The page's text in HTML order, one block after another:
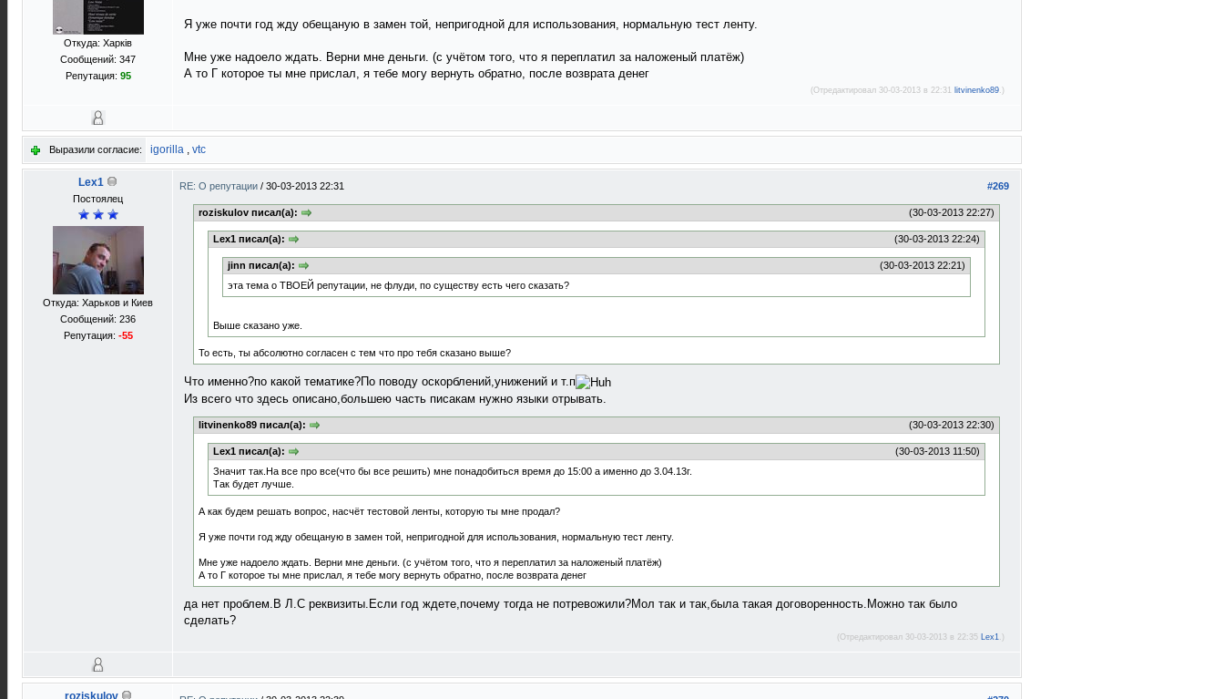
Откуда: Харків
Сообщений: 347
Репутация: 95
Я уже почти год жду обещаную в замен той, непригодной для использования, нормальную тест ленту.
Мне уже надоело ждать. Верни мне деньги. (с учётом того, что я переплатил за наложеный платёж)
А то Г которое ты мне прислал, я тебе могу вернуть обратно, после возврата денег
(Отредактировал 30-03-2013 в 22:31 litvinenko89.)
Выразили согласие: igorilla , vtc
Lex1
Постоялец
Откуда: Харьков и Киев
Сообщений: 236
Репутация: -55
#269
RE: О репутации / 30-03-2013 22:31
(30-03-2013 22:27)
roziskulov писал(а):
(30-03-2013 22:24)
Lex1 писал(а):
(30-03-2013 22:21)
jinn писал(а):
эта тема о ТВОЕЙ репутации, не флуди, по существу есть чего сказать?
Выше сказано уже.
То есть, ты абсолютно согласен с тем что про тебя сказано выше?
Что именно?по какой тематике?По поводу оскорблений,унижений и т.п
Из всего что здесь описано,большею часть писакам нужно языки отрывать.
(30-03-2013 22:30)
litvinenko89 писал(а):
(30-03-2013 11:50)
Lex1 писал(а):
Значит так.На все про все(что бы все решить) мне понадобиться время до 15:00 а именно до 3.04.13г.
Так будет лучше.
А как будем решать вопрос, насчёт тестовой ленты, которую ты мне продал?
Я уже почти год жду обещаную в замен той, непригодной для использования, нормальную тест ленту.
Мне уже надоело ждать. Верни мне деньги. (с учётом того, что я переплатил за наложеный платёж)
А то Г которое ты мне прислал, я тебе могу вернуть обратно, после возврата денег
да нет проблем.В Л.С реквизиты.Если год ждете,почему тогда не потревожили?Мол так и так,была такая договоренность.Можно так было
сделать?
(Отредактировал 30-03-2013 в 22:35 Lex1.)
roziskulov